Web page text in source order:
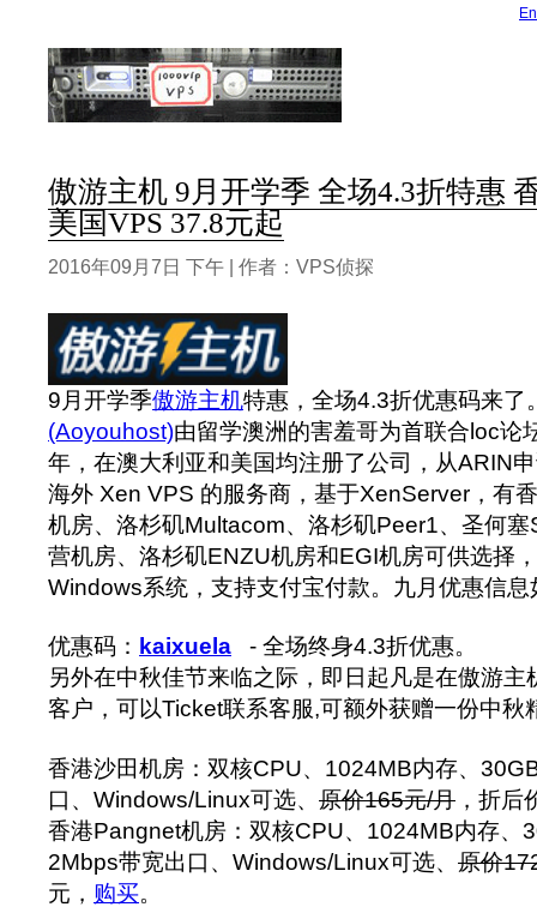
傲游主机 9月开学季 全场4.3折特惠
美国VPS 37.8元起
2016年09月7日 下午 | 作者：VPS侦探
9月开学季傲游主机特惠，全场4.3折优惠码来了
(Aoyouhost)由留学澳洲的害羞哥为首联合loc论
年，在澳大利亚和美国均注册了公司，从ARIN
海外 Xen VPS 的服务商，基于XenServer，有
机房、洛杉矶Multacom、洛杉矶Peer1、圣何
营机房、洛杉矶ENZU机房和EGI机房可供选择
Windows系统，支持支付宝付款。九月优惠信息
优惠码： kaixuela - 全场终身4.3折优惠。
另外在中秋佳节来临之际，即日起凡是在傲游
客户，可以Ticket联系客服,可额外获赠一份中秋
香港沙田机房：双核CPU、1024MB内存、
口、Windows/Linux可选、 原价165元/月 ，折后
香港Pangnet机房：双核CPU、1024MB内存、
2Mbps带宽出口、Windows/Linux可选、 原价
元， 购买。